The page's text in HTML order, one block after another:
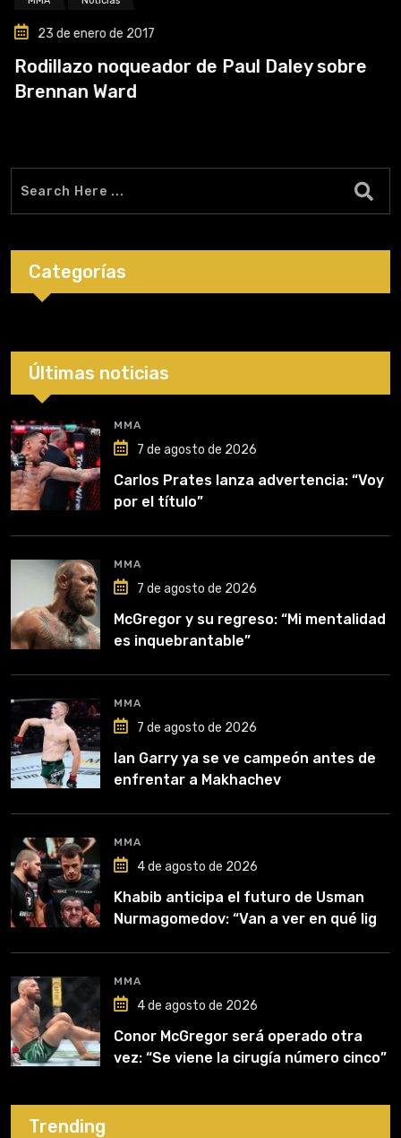
23 de enero de 2017
Rodillazo noqueador de Paul Daley sobre
Brennan Ward
Categorías
Últimas noticias
MMA
7 de agosto de 2026
Carlos Prates lanza advertencia: “Voy
por el título”
MMA
7 de agosto de 2026
McGregor y su regreso: “Mi mentalidad
es inquebrantable”
MMA
7 de agosto de 2026
Ian Garry ya se ve campeón antes de
enfrentar a Makhachev
MMA
4 de agosto de 2026
Khabib anticipa el futuro de Usman
Nurmagomedov: “Van a ver en qué liga
MMA
4 de agosto de 2026
Conor McGregor será operado otra
vez: “Se viene la cirugía número cinco”
Trending